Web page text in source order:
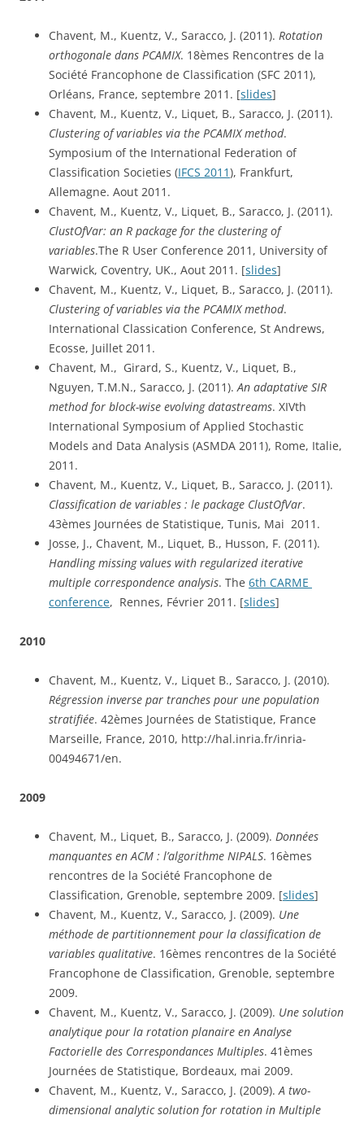
Chavent, M., Kuentz, V., Saracco, J. (2011). Rotation
orthogonale dans PCAMIX. 18èmes Rencontres de la
Société Francophone de Classification (SFC 2011),
Orléans, France, septembre 2011. [slides]
Clustering of variables via the PCAMIX method.
Symposium of the International Federation of
Classification Societies (IFCS 2011), Frankfurt,
Allemagne. Aout 2011.
ClustOfVar: an R package for the clustering of
variables.The R User Conference 2011, University of
Warwick, Coventry, UK., Aout 2011. [slides]
Clustering of variables via the PCAMIX method.
International Classication Conference, St Andrews,
Ecosse, Juillet 2011.
Chavent, M.,  Girard, S., Kuentz, V., Liquet, B.,
Nguyen, T.M.N., Saracco, J. (2011). An adaptative SIR
method for block-wise evolving datastreams. XIVth
International Symposium of Applied Stochastic
Models and Data Analysis (ASMDA 2011), Rome, Italie,
2011.
Chavent, M., Kuentz, V., Liquet, B., Saracco, J. (2011).
Classification de variables : le package ClustOfVar.
43èmes Journées de Statistique, Tunis, Mai  2011.
Handling missing values with regularized iterative
multiple correspondence analysis. The 6th CARME
conference,  Rennes, Février 2011. [slides]
2010
Chavent, M., Kuentz, V., Liquet B., Saracco, J. (2010).
Régression inverse par tranches pour une population
stratifiée. 42èmes Journées de Statistique, France
Marseille, France, 2010, http://hal.inria.fr/inria-
00494671/en.
2009
Chavent, M., Liquet, B., Saracco, J. (2009). Données
manquantes en ACM : l’algorithme NIPALS. 16èmes
rencontres de la Société Francophone de
Classification, Grenoble, septembre 2009. [slides]
Chavent, M., Kuentz, V., Saracco, J. (2009). Une
méthode de partitionnement pour la classification de
variables qualitative. 16èmes rencontres de la Société
Francophone de Classification, Grenoble, septembre
2009.
Chavent, M., Kuentz, V., Saracco, J. (2009). Une solution
analytique pour la rotation planaire en Analyse
Factorielle des Correspondances Multiples. 41èmes
Journées de Statistique, Bordeaux, mai 2009.
Chavent, M., Kuentz, V., Saracco, J. (2009). A two-
dimensional analytic solution for rotation in Multiple